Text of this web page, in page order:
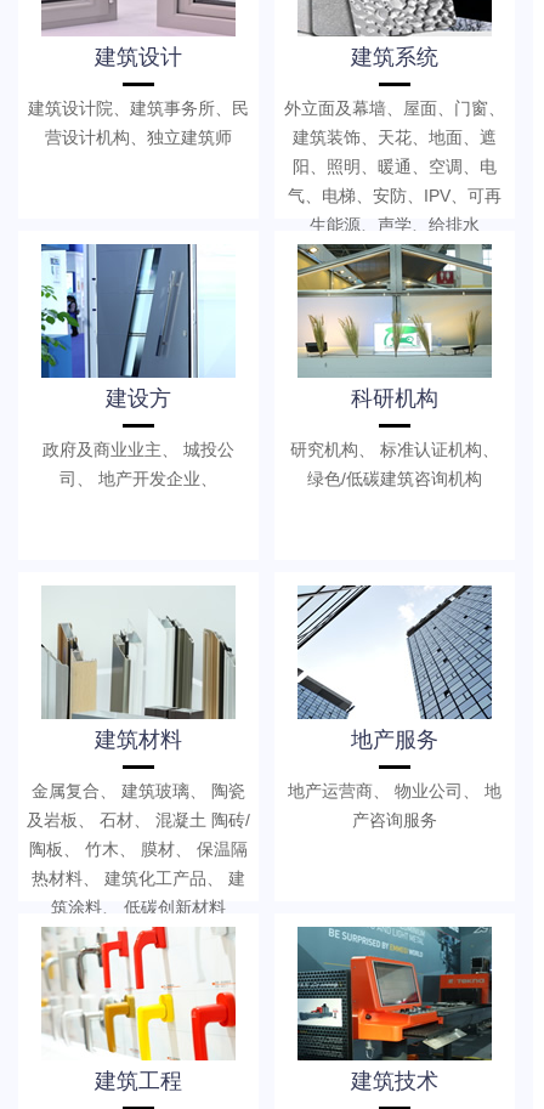
建筑设计
建筑设计院、建筑事务所、民
营设计机构、独立建筑师
建筑系统
外立面及幕墙、屋面、门窗、
建筑装饰、天花、地面、遮
阳、照明、暖通、空调、电
气、电梯、安防、IPV、可再
生能源、声学、给排水
建设方
政府及商业业主、 城投公
司、 地产开发企业、
科研机构
研究机构、 标准认证机构、
绿色/低碳建筑咨询机构
建筑材料
金属复合、 建筑玻璃、 陶瓷
及岩板、 石材、 混凝土 陶砖/
陶板、 竹木、 膜材、 保温隔
热材料、 建筑化工产品、 建
筑涂料、 低碳创新材料
地产服务
地产运营商、 物业公司、 地
产咨询服务
建筑工程 建筑技术